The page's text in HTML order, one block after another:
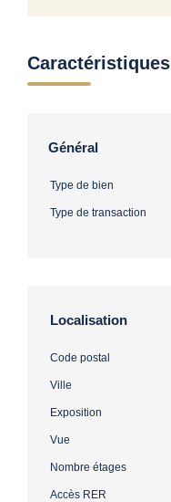
Général
Type de bien
Type de transaction
Localisation
Code postal
Ville
Exposition
Vue
Nombre étages
Accès RER